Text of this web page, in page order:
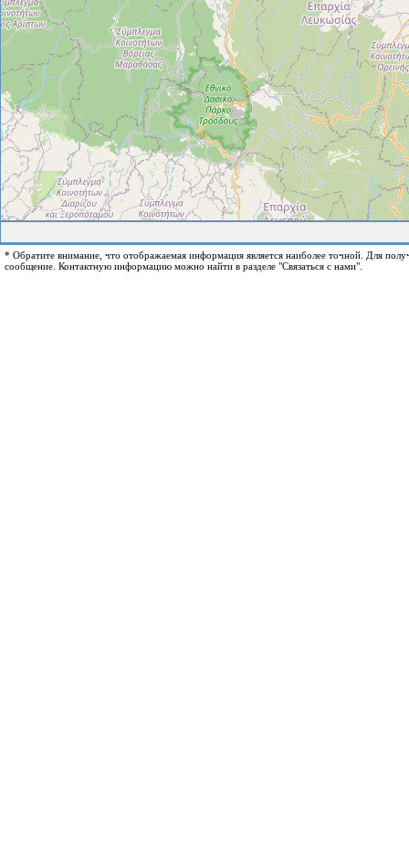
* Обратите внимание, что отображаемая информация является наиболее точной. Для
сообщение. Контактную информацию можно найти в разделе "Связаться с нами".